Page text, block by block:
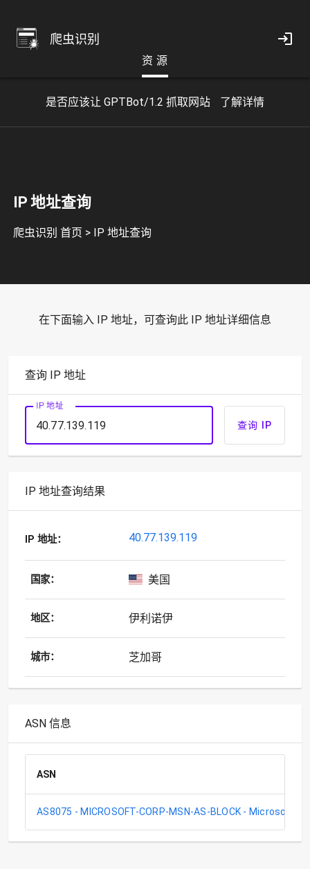
爬虫识别
资 源
是否应该让 GPTBot/1.2 抓取网站 了解详情
IP 地址查询
爬虫识别 首页 > IP 地址查询
在下面输入 IP 地址，可查询此 IP 地址详细信息
查询 IP 地址
IP 地址
查询 IP
IP 地址查询结果
IP 地址： 40.77.139.119
国家： 美国
地区： 伊利诺伊
城市： 芝加哥
ASN 信息
ASN
AS8075 - MICROSOFT-CORP-MSN-AS-BLOCK - Microsoft